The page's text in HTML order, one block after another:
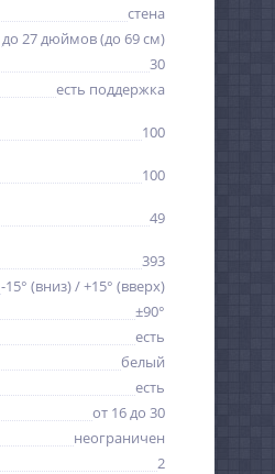
стена
до 27 дюймов (до 69 см)
30
есть поддержка
100
100
49
393
-15° (вниз) / +15° (вверх)
±90°
есть
белый
есть
от 16 до 30
неограничен
2